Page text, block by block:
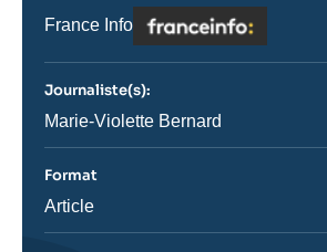
Nom
journal,
ou
émission
France Info
Logo
Journaliste(s):
Journaliste
Marie-Violette Bernard
Format
Catégorie
Article